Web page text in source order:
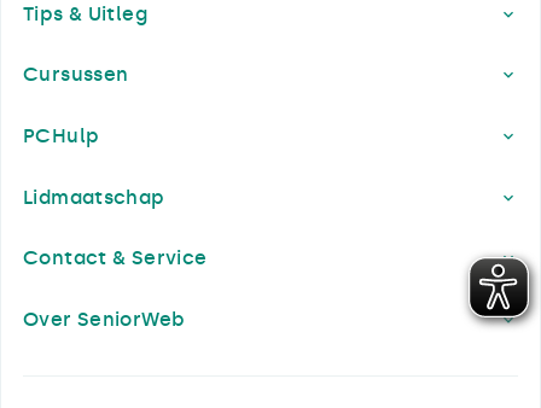
Tips & Uitleg
Cursussen
PCHulp
Lidmaatschap
Contact & Service
Over SeniorWeb